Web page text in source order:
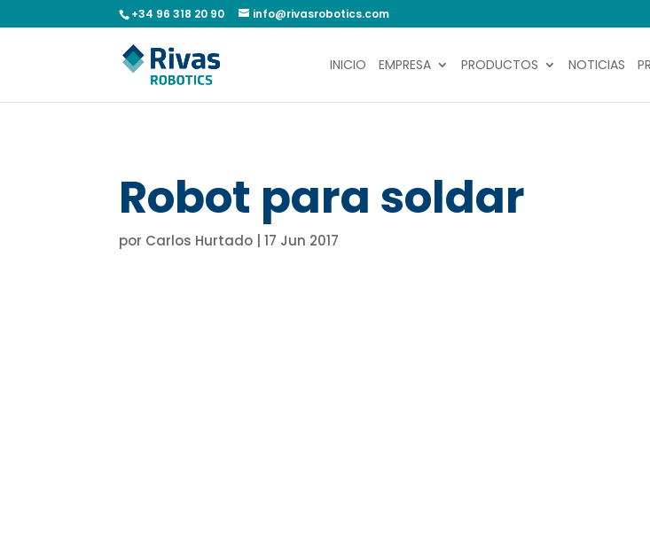
+34 96 318 20 90 info@rivasrobotics.com
INICIO EMPRESA PRODUCTOS NOTICIAS
Robot para soldar
por Carlos Hurtado |17 Jun 2017